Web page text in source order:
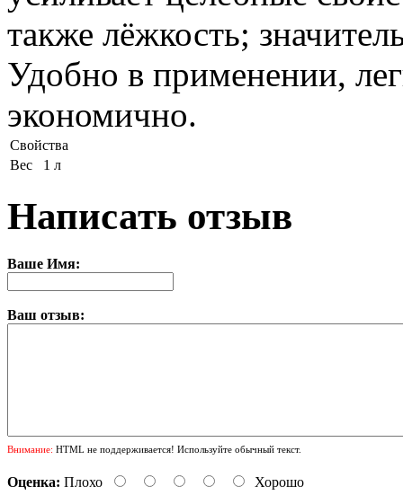
также лёжкость;
Удобно в применении,
экономично.
Свойства
Вес
1 л
Написать отзыв
Ваше Имя:
Ваш отзыв:
Внимание: HTML не поддерживается! Используйте обычный текст.
Оценка: Плохо Хорошо